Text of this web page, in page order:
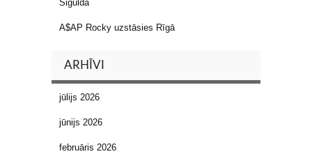
Siguldā
A$AP Rocky uzstāsies Rīgā
ARHĪVI
jūlijs 2026
jūnijs 2026
februāris 2026